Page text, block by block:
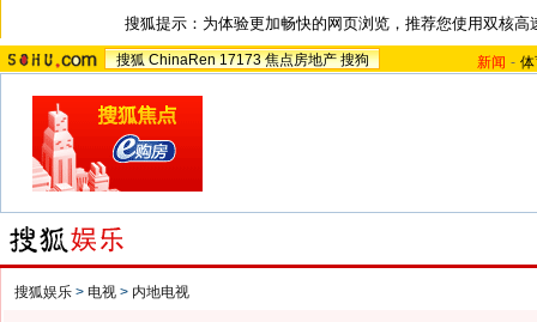
搜狐提示：为体验更加畅快的网页浏览，推荐您使用双核高
搜狐 ChinaRen 17173 焦点房地产 搜狗 新闻 -
搜狐娱乐 > 电视 > 内地电视